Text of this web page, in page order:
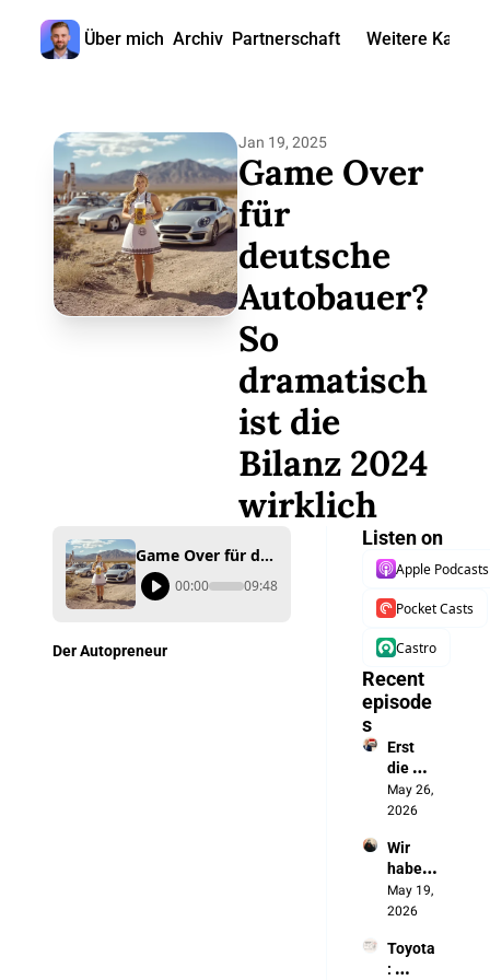
Über mich Archiv Partnerschaft Weitere Kanäle
Jan 19, 2025
Game Over
für
deutsche
Autobauer?
So
dramatisch
ist die
Bilanz 2024
wirklich
Game Over für deutsche Autobauer? So dramatisch ist die Bilanz 2024 wirklich
00:00 09:48
Der Autopreneur
Listen on
Apple Podcasts
Pocket Casts
Castro
Recent
episode
s
Erst
die
Batteri
e, jetzt
autono
me
Fahren
May 26,
2026
Wir
haben
die
Chines
ausges
perrt.
May 19,
2026
Toyota
: